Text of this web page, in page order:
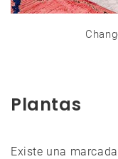
Plantas
Existe una